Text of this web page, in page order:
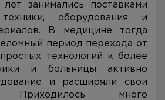
занимались поставками
оборудования и
В медицине тогда
период перехода от
технологий к более
и больницы активно
и расширяли свои
Приходилось много